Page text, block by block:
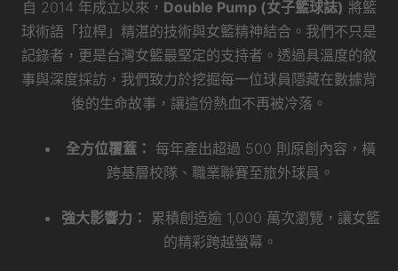
自 2014 年成立以來， Double Pump (女子籃球誌) 將籃
球術語「拉桿」精湛的技術與女籃精神結合。我們不只是
記錄者，更是台灣女籃最堅定的支持者。透過具溫度的敘
事與深度採訪，我們致力於挖掘每一位球員隱藏在數據背
後的生命故事，讓這份熱血不再被冷落。
全方位覆蓋： 每年產出超過 500 則原創內容，橫
跨基層校隊、職業聯賽至旅外球員。
強大影響力：
累積創造逾 1,000 萬次瀏覽，讓女籃
的精彩跨越螢幕。